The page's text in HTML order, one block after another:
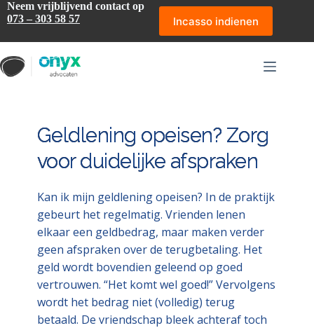
Ga
naar
inhoud
Neem vrijblijvend contact op
073 – 303 58 57
Incasso indienen
Geldlening opeisen? Zorg
voor duidelijke afspraken
Kan ik mijn geldlening opeisen? In de praktijk
gebeurt het regelmatig. Vrienden lenen
elkaar een geldbedrag, maar maken verder
geen afspraken over de terugbetaling. Het
geld wordt bovendien geleend op goed
vertrouwen. “Het komt wel goed!” Vervolgens
wordt het bedrag niet (volledig) terug
betaald. De vriendschap bleek achteraf toch